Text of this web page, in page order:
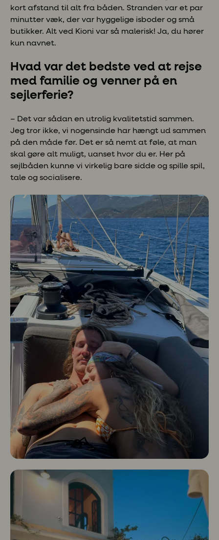
kort afstand til alt fra båden. Stranden var et par
minutter væk, der var hyggelige isboder og små
butikker. Alt ved Kioni var så malerisk! Ja, du hører
kun navnet.
Hvad var det bedste ved at rejse
med familie og venner på en
sejlerferie?
– Det var sådan en utrolig kvalitetstid sammen.
Jeg tror ikke, vi nogensinde har hængt ud sammen
på den måde før. Det er så nemt at føle, at man
skal gøre alt muligt, uanset hvor du er. Her på
sejlbåden kunne vi virkelig bare sidde og spille spil,
tale og socialisere.